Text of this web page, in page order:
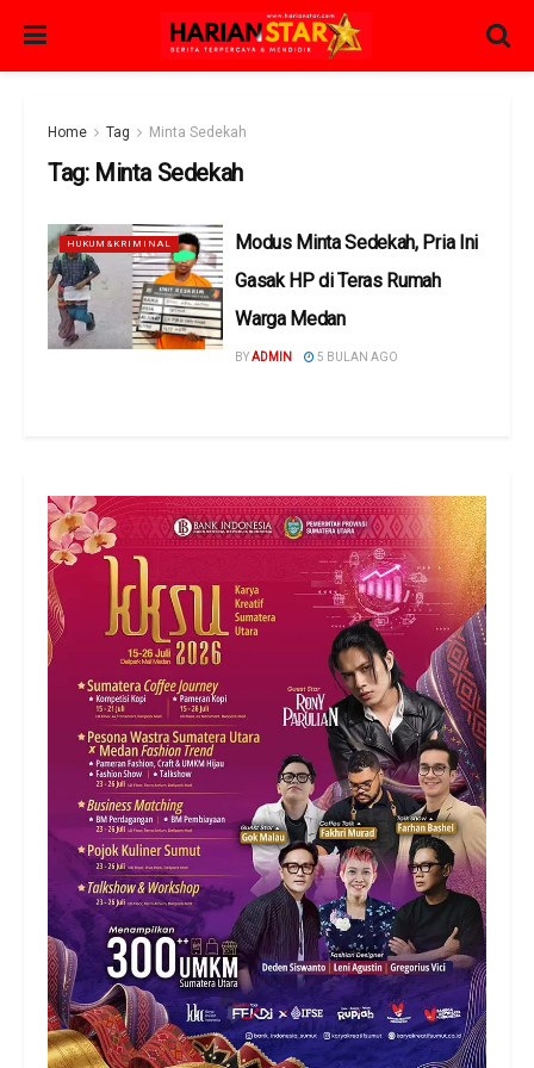
Home Tag Minta Sedekah
Tag: Minta Sedekah
HUKUM&KRIMINAL
Modus Minta Sedekah, Pria Ini
Gasak HP di Teras Rumah
Warga Medan
BYADMIN 5 BULAN AGO